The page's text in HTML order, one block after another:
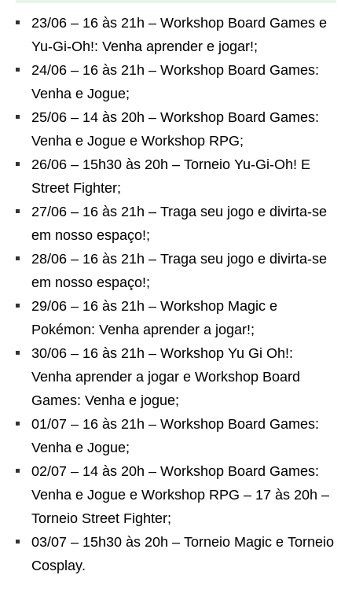
23/06 – 16 às 21h – Workshop Board Games e
Yu-Gi-Oh!: Venha aprender e jogar!;
24/06 – 16 às 21h – Workshop Board Games:
Venha e Jogue;
25/06 – 14 às 20h – Workshop Board Games:
Venha e Jogue e Workshop RPG;
26/06 – 15h30 às 20h – Torneio Yu-Gi-Oh! E
Street Fighter;
27/06 – 16 às 21h – Traga seu jogo e divirta-se
em nosso espaço!;
28/06 – 16 às 21h – Traga seu jogo e divirta-se
em nosso espaço!;
29/06 – 16 às 21h – Workshop Magic e
Pokémon: Venha aprender a jogar!;
30/06 – 16 às 21h – Workshop Yu Gi Oh!:
Venha aprender a jogar e Workshop Board
Games: Venha e jogue;
01/07 – 16 às 21h – Workshop Board Games:
Venha e Jogue;
02/07 – 14 às 20h – Workshop Board Games:
Venha e Jogue e Workshop RPG – 17 às 20h –
Torneio Street Fighter;
03/07 – 15h30 às 20h – Torneio Magic e Torneio
Cosplay.